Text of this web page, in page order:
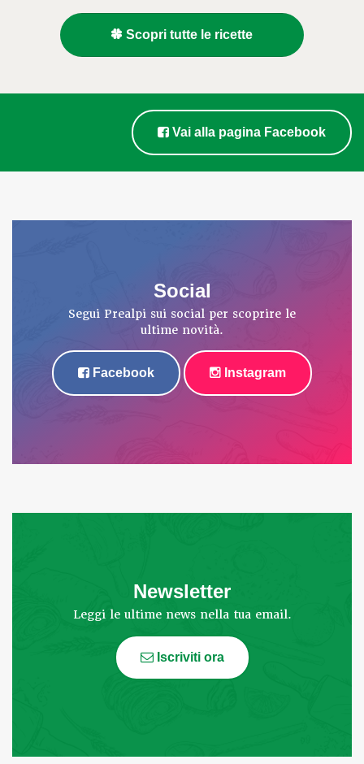
Scopri tutte le ricette
Vai alla pagina Facebook
Social
Segui Prealpi sui social per scoprire le
ultime novità.
Facebook Instagram
Newsletter
Leggi le ultime news nella tua email.
Iscriviti ora